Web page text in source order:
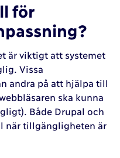
för
är viktigt att systemet
Vissa
andra på att hjälpa till
ska kunna
Både Drupal och
när tillgängligheten är